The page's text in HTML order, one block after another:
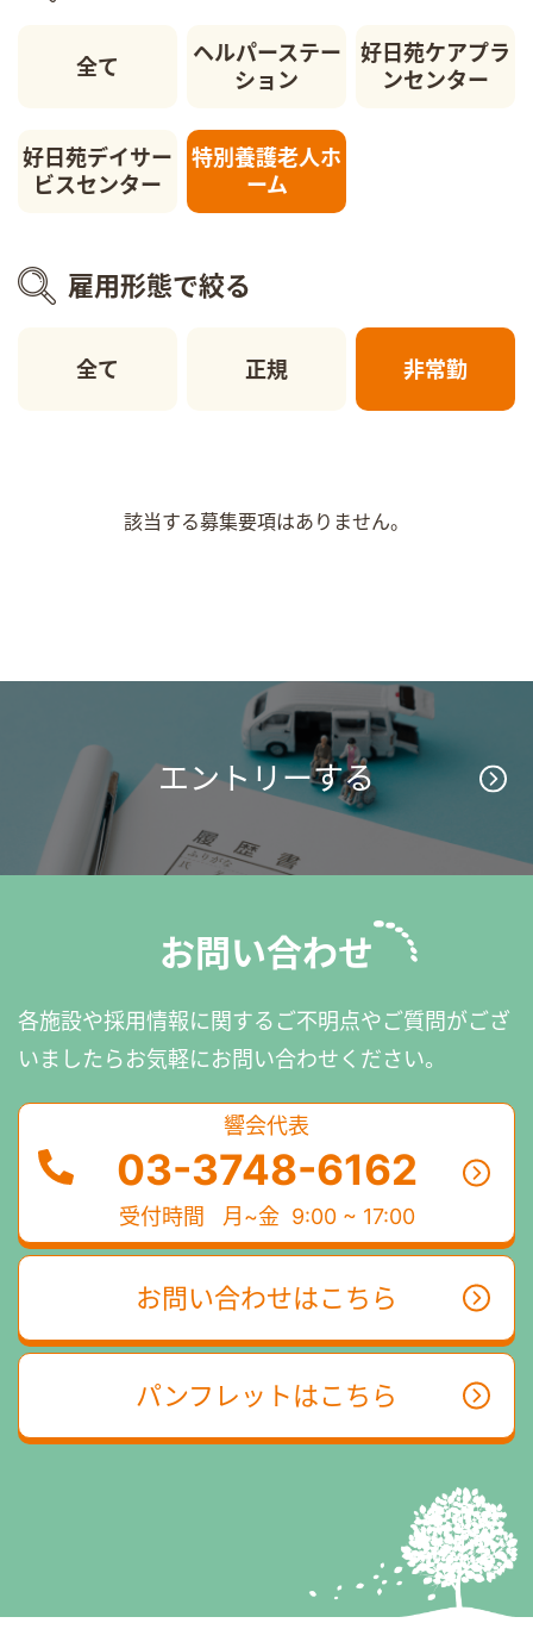
全て
ヘルパーステー
ション
好日苑ケアプラ
ンセンター
好日苑デイサー
ビスセンター
特別養護老人ホ
ーム
雇用形態で絞る
全て 正規 非常勤
該当する募集要項はありません。
エントリーする
お問い合わせ
各施設や採用情報に関するご不明点やご質問がござ
いましたらお気軽にお問い合わせください。
響会代表
03-3748-6162
受付時間 月~金 9:00 ~ 17:00
パンフレットはこちら
お問い合わせはこちら